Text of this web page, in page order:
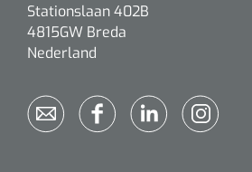
Stationslaan 402B
4815GW Breda
Nederland